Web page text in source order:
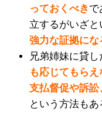
っておくべき で
立するがいざ
強力な証拠にな
兄弟姉妹に貸
も応じてもら
支払督促や訴
という方法もあ